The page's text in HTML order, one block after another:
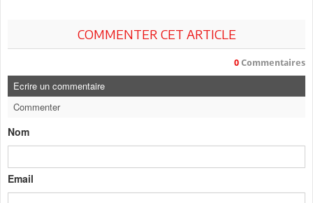
COMMENTER CET ARTICLE
0 Commentaires
Ecrire un commentaire
Commenter
Nom
Email